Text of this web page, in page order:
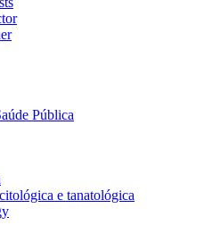
Pública
e tanatológica